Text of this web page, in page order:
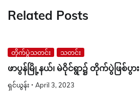
Related Posts
တိုက်ပွဲသတင်း သတင်း
ဖာပွန်မြို့နယ်၊ မဲဝိုင်ရွာ၌ တိုက်ပွဲဖြစ်ပွား
ရှင်ယွန်း April 3, 2023